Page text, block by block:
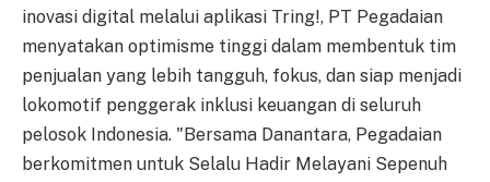
inovasi digital melalui aplikasi Tring!, PT Pegadaian
menyatakan optimisme tinggi dalam membentuk tim
penjualan yang lebih tangguh, fokus, dan siap menjadi
lokomotif penggerak inklusi keuangan di seluruh
pelosok Indonesia. "Bersama Danantara, Pegadaian
berkomitmen untuk Selalu Hadir Melayani Sepenuh